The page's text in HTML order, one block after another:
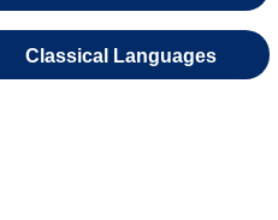
Classical Languages